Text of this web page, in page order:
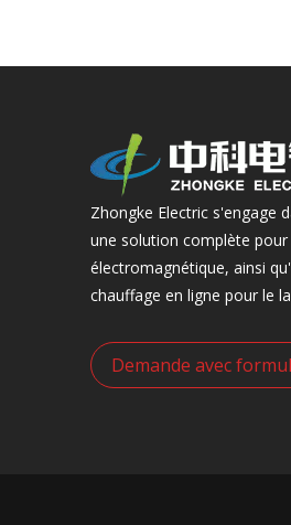
Zhongke Electric s'engage
une solution complète
électromagnétique, ainsi
chauffage en ligne pour le
Demande avec